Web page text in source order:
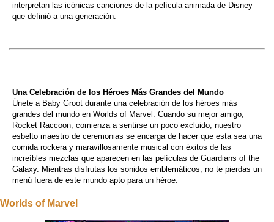
interpretan las icónicas canciones de la película animada de Disney
que definió a una generación.
Una Celebración de los Héroes Más Grandes del Mundo
Únete a Baby Groot durante una celebración de los héroes más
grandes del mundo en Worlds of Marvel. Cuando su mejor amigo,
Rocket Raccoon, comienza a sentirse un poco excluido, nuestro
esbelto maestro de ceremonias se encarga de hacer que esta sea una
comida rockera y maravillosamente musical con éxitos de las
increíbles mezclas que aparecen en las películas de Guardians of the
Galaxy. Mientras disfrutas los sonidos emblemáticos, no te pierdas un
menú fuera de este mundo apto para un héroe.
Worlds of Marvel